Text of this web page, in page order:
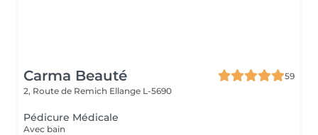
Carma Beauté
59
2, Route de Remich Ellange L-5690
Pédicure Médicale
Avec bain